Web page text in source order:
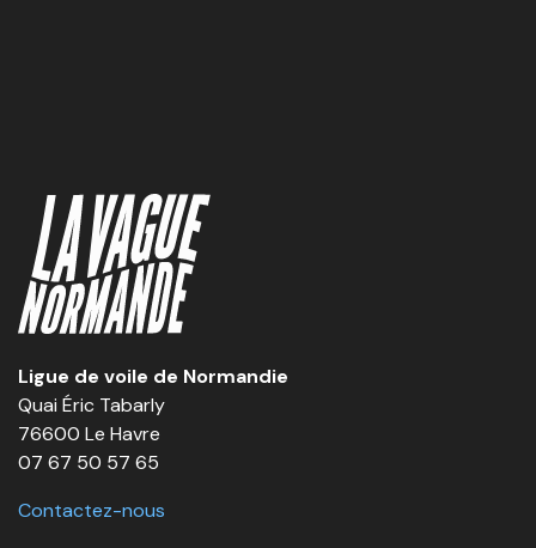
Ligue de voile de Normandie
Quai Éric Tabarly
76600 Le Havre
07 67 50 57 65
Contactez-nous